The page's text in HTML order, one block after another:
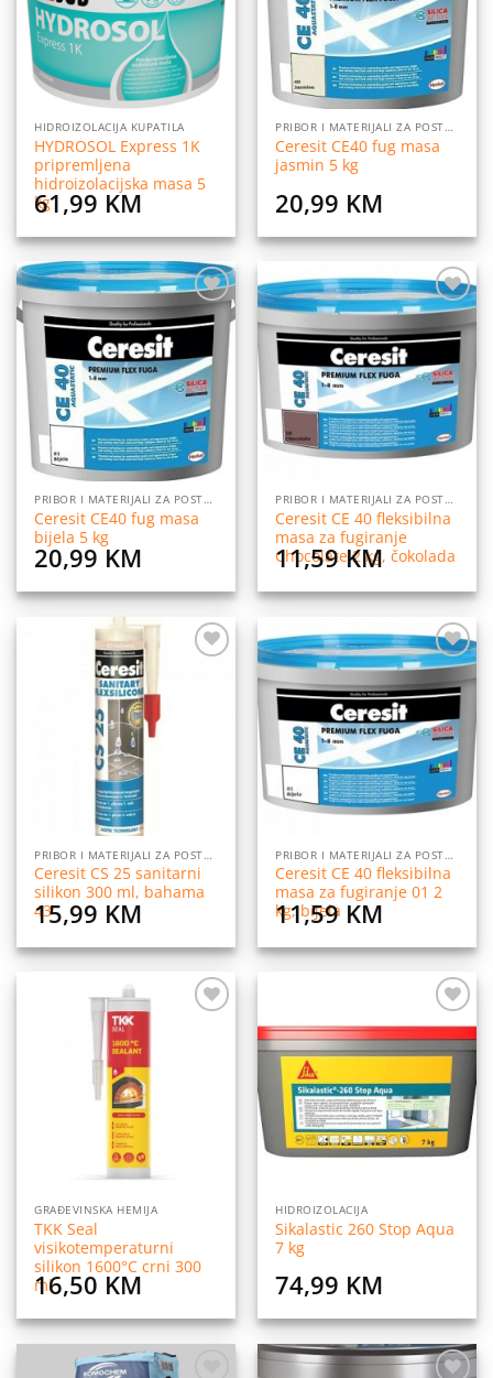
HIDROIZOLACIJA KUPATILA
HYDROSOL Express 1K
pripremljena
hidroizolacijska masa 5
kg
61,99 KM
PRIBOR I MATERIJALI ZA POSTAVLJANJE PLOČICA
Ceresit CE40 fug masa
jasmin 5 kg
20,99 KM
Dodaj
na
listu
želja
PRIBOR I MATERIJALI ZA POSTAVLJANJE PLOČICA
Ceresit CE40 fug masa
bijela 5 kg
20,99KM
Dodaj
na
listu
želja
PRIBOR I MATERIJALI ZA POSTAVLJANJE PLOČICA
Ceresit CE 40 fleksibilna
masa za fugiranje
Chocolate 2 kg, čokolada
11,59KM
PRIBOR I MATERIJALI ZA POSTAVLJANJE PLOČICA
Ceresit CS 25 sanitarni
silikon 300 ml, bahama
43
15,99 KM
Dodaj
na
listu
želja
PRIBOR I MATERIJALI ZA POSTAVLJANJE PLOČICA
Ceresit CE 40 fleksibilna
masa za fugiranje 01 2
kg, bijela
11,59 KM
GRAĐEVINSKA HEMIJA
TKK Seal
visikotemperaturni
silikon 1600°C crni 300
ml
16,50 KM
Dodaj
na
listu
želja
HIDROIZOLACIJA
Sikalastic 260 Stop Aqua
7 kg
74,99 KM